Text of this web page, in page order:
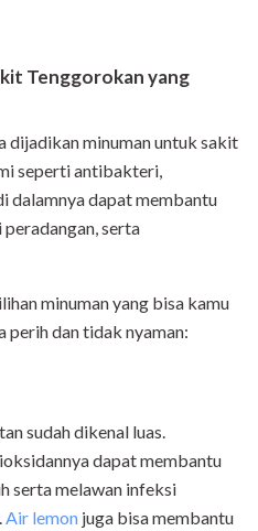
Tenggorokan yang
dijadikan minuman untuk sakit
seperti antibakteri,
dalamnya dapat membantu
serta
minuman yang bisa kamu
perih dan tidak nyaman:
sudah dikenal luas.
dapat membantu
serta melawan infeksi
Air lemon juga bisa membantu